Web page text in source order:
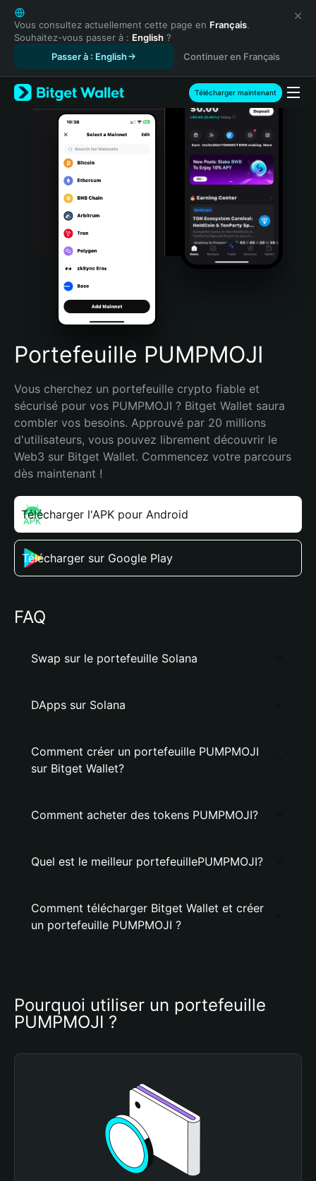
English
日本語
Tiếng Việt
Español (Latinoamérica)
Türkçe
Italiano
Português (Portugal)
Bahasa Indonesia
Português (Brasil)
Español (Argentina)
Vous consultez actuellement cette page en Français.
Souhaitez-vous passer à : English ?
Passer à : English
Continuer en Français
Télécharger maintenant
Portefeuille PUMPMOJI
Vous cherchez un portefeuille crypto fiable et
sécurisé pour vos PUMPMOJI ? Bitget Wallet saura
combler vos besoins. Approuvé par 20 millions
d'utilisateurs, vous pouvez librement découvrir le
Web3 sur Bitget Wallet. Commencez votre parcours
dès maintenant !
Télécharger l'APK pour Android
Télécharger sur Google Play
FAQ
Swap sur le portefeuille Solana
DApps sur Solana
Comment créer un portefeuille PUMPMOJI
sur Bitget Wallet?
Comment acheter des tokens PUMPMOJI?
Quel est le meilleur portefeuillePUMPMOJI?
Comment télécharger Bitget Wallet et créer
un portefeuille PUMPMOJI ?
Pourquoi utiliser un portefeuille
PUMPMOJI ?